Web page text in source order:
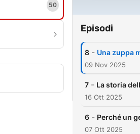
50
Episodi
8 - Una zuppa
09 Nov 2025
7 - La storia
16 Ott 2025
6 - Perché un
07 Ott 2025